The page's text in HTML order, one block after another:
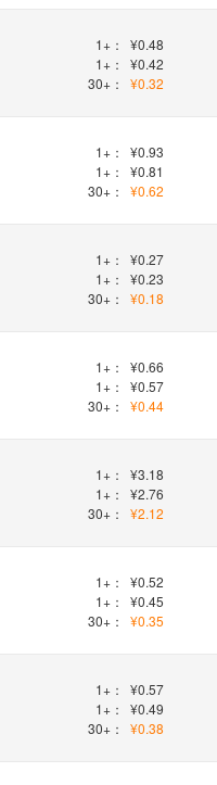
1+：
¥0.48
1+：
¥0.42
30+：
¥0.32
1+：
¥0.93
1+：
¥0.81
30+：
¥0.62
1+：
¥0.27
1+：
¥0.23
30+：
¥0.18
1+：
¥0.66
1+：
¥0.57
30+：
¥0.44
1+：
¥3.18
1+：
¥2.76
30+：
¥2.12
1+：
¥0.52
1+：
¥0.45
30+：
¥0.35
1+：
¥0.57
1+：
¥0.49
30+：
¥0.38